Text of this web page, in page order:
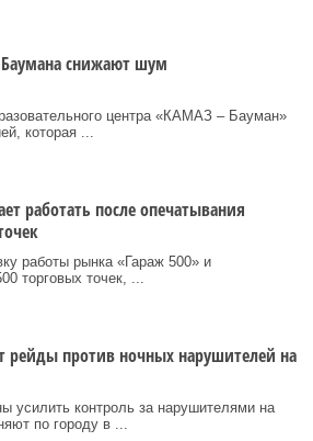
снижают шум
центра «КАМАЗ – Бауман»
которая ...
работать после опечатывания
работы рынка «Гараж 500» и
торговых точек, ...
рейды против ночных нарушителей на
усилить контроль за нарушителями на
по городу в ...